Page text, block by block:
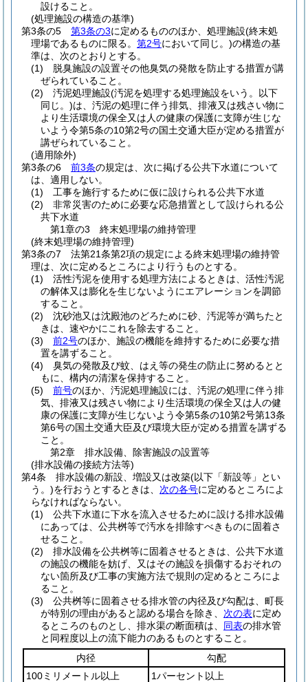
設けること。
(処理施設の構造の基準)
第3条の5
第3条の3に定めるもののほか、処理施設(終末処
理場であるものに限る。 第2号において同じ。)の構造の基
準は、次のとおりとする。
(1)
脱臭施設の設置その他臭気の発散を防止する措置が講
ぜられていること。
(2)
汚泥処理施設(汚泥を処理する処理施設をいう。以下
同じ。)は、汚泥の処理に伴う排気、排液又は残さい物に
より生活環境の保全又は人の健康の保護に支障が生じな
いよう令第5条の10第2号の国土交通大臣が定める措置が
講ぜられていること。
(適用除外)
第3条の6
前3条の規定は、次に掲げる公共下水道について
は、適用しない。
(1)
工事を施行するために仮に設けられる公共下水道
(2)
非常災害のために必要な応急措置として設けられる公
共下水道
第1章の3
終末処理場の維持管理
(終末処理場の維持管理)
第3条の7
法第21条第2項の規定による終末処理場の維持管
理は、次に定めるところにより行うものとする。
(1)
活性汚泥を使用する処理方法によるときは、活性汚泥
の解体又は膨化を生じないようにエアレーションを調節
すること。
(2)
沈砂池又は沈殿池のどろために砂、汚泥等が満ちたと
きは、速やかにこれを除去すること。
(3)
前2号のほか、施設の機能を維持するために必要な措
置を講ずること。
(4)
臭気の発散及び蚊、はえ等の発生の防止に努めるとと
もに、構内の清潔を保持すること。
(5)
前号のほか、汚泥処理施設には、汚泥の処理に伴う排
気、排液又は残さい物により生活環境の保全又は人の健
康の保護に支障が生じないよう令第5条の10第2号第13条
第6号の国土交通大臣及び環境大臣が定める措置を講ずる
こと。
第2章
排水設備、除害施設の設置等
(排水設備の接続方法等)
第4条
排水設備の新設、増設又は改築(以下「新設等」とい
う。)を行おうとするときは、 次の各号に定めるところによ
らなければならない。
(1)
公共下水道に下水を流入させるために設ける排水設備
にあっては、公共桝等で汚水を排除すべきものに固着さ
せること。
(2)
排水設備を公共桝等に固着させるときは、公共下水道
の施設の機能を妨げ、又はその施設を損傷するおそれの
ない箇所及び工事の実施方法で規則の定めるところによ
ること。
(3)
公共桝等に固着させる排水管の内径及び勾配は、町長
が特別の理由があると認める場合を除き、 次の表に定め
るところのものとし、排水渠の断面積は、 同表の排水管
と同程度以上の流下能力のあるものとすること。
内径
勾配
100ミリメートル以上
1パーセント以上